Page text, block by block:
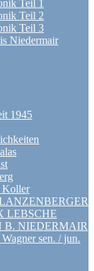
Teil 1
Teil 2
Teil 3
Niedermair
1945
Koller
LEBSCHE
B. NIEDERMAIR
sen. / jun.